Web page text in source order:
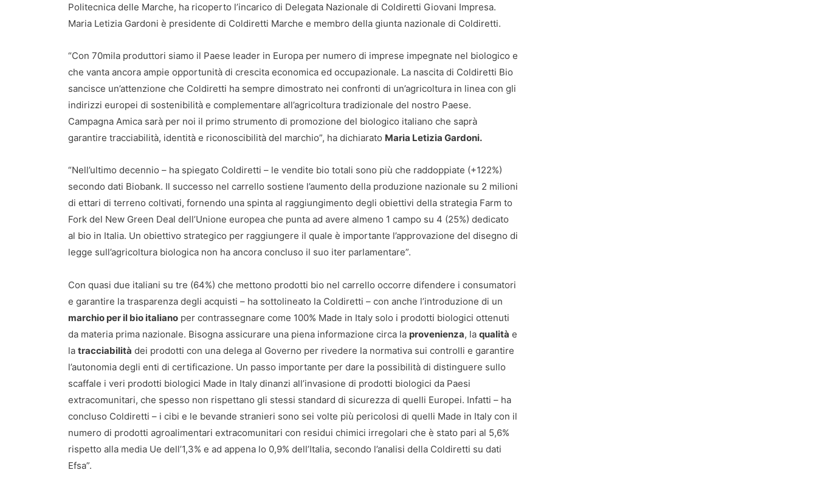
Politecnica delle Marche, ha ricoperto l’incarico di Delegata Nazionale di Coldiretti Giovani Impresa.
Maria Letizia Gardoni è presidente di Coldiretti Marche e membro della giunta nazionale di Coldiretti.
“Con 70mila produttori siamo il Paese leader in Europa per numero di imprese impegnate nel biologico e
che vanta ancora ampie opportunità di crescita economica ed occupazionale. La nascita di Coldiretti Bio
sancisce un’attenzione che Coldiretti ha sempre dimostrato nei confronti di un’agricoltura in linea con gli
indirizzi europei di sostenibilità e complementare all’agricoltura tradizionale del nostro Paese.
Campagna Amica sarà per noi il primo strumento di promozione del biologico italiano che saprà
garantire tracciabilità, identità e riconoscibilità del marchio”, ha dichiarato Maria Letizia Gardoni.
“Nell’ultimo decennio – ha spiegato Coldiretti – le vendite bio totali sono più che raddoppiate (+122%)
secondo dati Biobank. Il successo nel carrello sostiene l’aumento della produzione nazionale su 2 milioni
di ettari di terreno coltivati, fornendo una spinta al raggiungimento degli obiettivi della strategia Farm to
Fork del New Green Deal dell’Unione europea che punta ad avere almeno 1 campo su 4 (25%) dedicato
al bio in Italia. Un obiettivo strategico per raggiungere il quale è importante l’approvazione del disegno di
legge sull’agricoltura biologica non ha ancora concluso il suo iter parlamentare”.
Con quasi due italiani su tre (64%) che mettono prodotti bio nel carrello occorre difendere i consumatori
e garantire la trasparenza degli acquisti – ha sottolineato la Coldiretti – con anche l’introduzione di un
marchio per il bio italiano per contrassegnare come 100% Made in Italy solo i prodotti biologici ottenuti
da materia prima nazionale. Bisogna assicurare una piena informazione circa la provenienza, la qualità e
la tracciabilità dei prodotti con una delega al Governo per rivedere la normativa sui controlli e garantire
l’autonomia degli enti di certificazione. Un passo importante per dare la possibilità di distinguere sullo
scaffale i veri prodotti biologici Made in Italy dinanzi all’invasione di prodotti biologici da Paesi
extracomunitari, che spesso non rispettano gli stessi standard di sicurezza di quelli Europei. Infatti – ha
concluso Coldiretti – i cibi e le bevande stranieri sono sei volte più pericolosi di quelli Made in Italy con il
numero di prodotti agroalimentari extracomunitari con residui chimici irregolari che è stato pari al 5,6%
rispetto alla media Ue dell’1,3% e ad appena lo 0,9% dell’Italia, secondo l’analisi della Coldiretti su dati
Efsa”.